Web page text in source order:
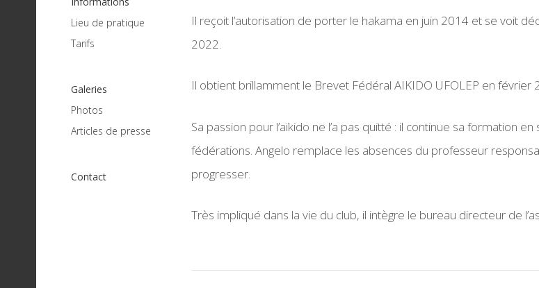
Il reçoit l’autorisation de porter le hakama en juin 2014 et se voit
2022.
Il obtient brillamment le Brevet Fédéral AIKIDO UFOLEP en février
Sa passion pour l’aïkido ne l’a pas quitté : il continue sa formation
fédérations. Angelo remplace les absences du professeur
progresser.
Très impliqué dans la vie du club, il intègre le bureau directeur de
Lieu de pratique
Tarifs
Galeries
Photos
Articles de presse
Contact